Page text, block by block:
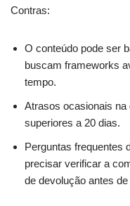
Contras:
O conteúdo pode ser
buscam frameworks
tempo.
Atrasos ocasionais
superiores a 20 dias.
Perguntas frequentes
precisar verificar a
de devolução antes